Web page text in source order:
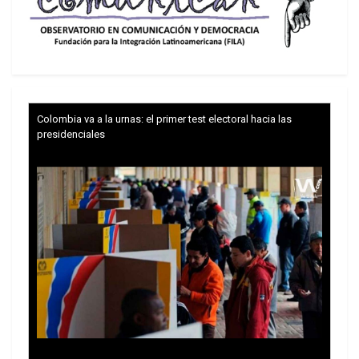
balísticos iraníes?
Irán nunca perdió su corredor de conexión
petrolera con China cuando el Emperador de
Barbaria impuso el «bloqueo». El flujo continúa no
sólo en trenes, sino a través de la red clandestina
de buques cisterna que navegan cerca de las
aguas territoriales iraníes y pakistaníes,
Colombia va a la urnas: el primer test electoral hacia las
presidenciales